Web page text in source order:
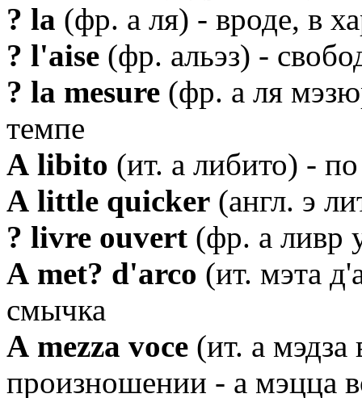
? la (фр. а ля) - вроде, в
? l'aise (фр. альэз) -
? la mesure (фр. а ля
темпе
А libito (ит. а либито) -
А little quicker (англ. э
? livre ouvert (фр. а ливр
А met? d'arco (ит. мэта
смычка
А mezza voce (ит. а
произношении - а мэцца